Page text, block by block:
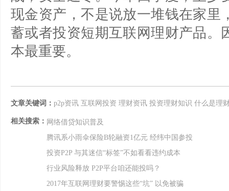
现金资产，不是说放一堆钱在家里
蓄或者投资短期互联网理财产品。
本最重要。
文章关键词： p2p资讯 互联网投资 理财资讯 投资理财知识 什么是理
相关搜索： 网络借贷知识普及
腾讯系小雨伞保险B轮融资1亿元 经纬中国参投
投资P2P 与其迷信“标签”不如看看违约成本
行业风险释放 P2P平台咱还能投吗？
2017年互联网理财要警惕这些“坑” 以免被骗